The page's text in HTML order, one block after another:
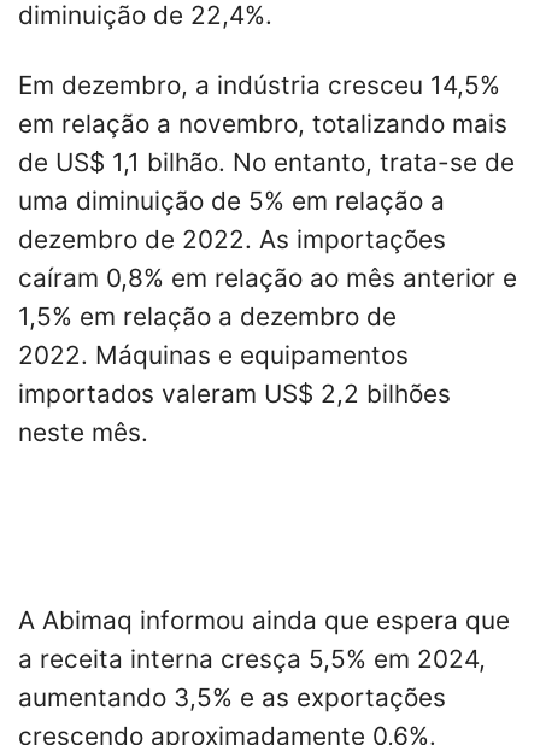
diminuição de 22,4%.
Em dezembro, a indústria cresceu 14,5%
em relação a novembro, totalizando mais
de US$ 1,1 bilhão. No entanto, trata-se de
uma diminuição de 5% em relação a
dezembro de 2022. As importações
caíram 0,8% em relação ao mês anterior e
1,5% em relação a dezembro de
2022. Máquinas e equipamentos
importados valeram US$ 2,2 bilhões
neste mês.
A Abimaq informou ainda que espera que
a receita interna cresça 5,5% em 2024,
aumentando 3,5% e as exportações
crescendo aproximadamente 0,6%.